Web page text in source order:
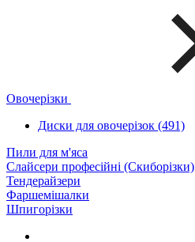
Овочерізки
Диски для овочерізок (491)
Пили для м'яса
Слайсери професійні (Скиборізки)
Тендерайзери
Фаршемішалки
Шпигорізки